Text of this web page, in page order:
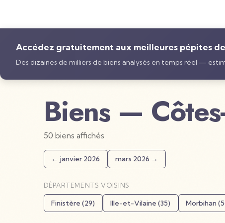
Accédez gratuitement aux meilleures pépites
Des dizaines de milliers de biens analysés en temps réel —
Biens —
50 biens affichés
← janvier 2026 mars 2026 →
DÉPARTEMENTS VOISINS
Finistère (29) Ille-et-Vilaine (35) Morbihan(